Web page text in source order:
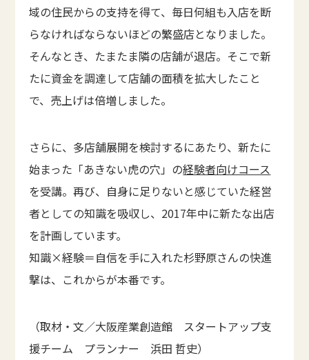
域の住民からの支持を得て、毎日何組も入店を断
らなければならないほどの繁盛店となりました。
そんなとき、たまたま隣の店舗が退店。そこで新
たに資金を調達して店舗の面積を拡大したこと
で、売上げは倍増しました。
さらに、多店舗展開を検討するにあたり、新たに
始まった「あきない虎の穴」の経験者向けコース
を受講。再び、自身に足りないと感じていた経営
者としての知識を吸収し、2017年中に新たな出店
を計画しています。
知識×経験＝自信を手に入れた杉野原さんの快進
撃は、これからが本番です。
（取材・文／大阪産業創造館 スタートアップ支
援チーム プランナー 浜田 哲史）